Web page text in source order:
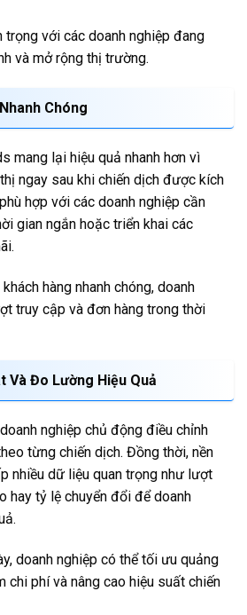
với các doanh nghiệp đang
và mở rộng thị trường.
Chóng
mang lại hiệu quả nhanh hơn vì
ngay sau khi chiến dịch được kích
hợp với các doanh nghiệp cần
gian ngắn hoặc triển khai các
hàng nhanh chóng, doanh
truy cập và đơn hàng trong thời
Và Đo Lường Hiệu Quả
nghiệp chủ động điều chỉnh
từng chiến dịch. Đồng thời, nền
nhiều dữ liệu quan trọng như lượt
hay tỷ lệ chuyển đổi để doanh
doanh nghiệp có thể tối ưu quảng
chi phí và nâng cao hiệu suất chiến